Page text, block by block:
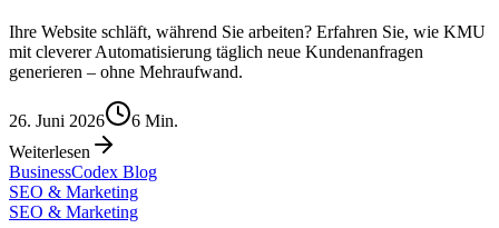
Ihre Website schläft, während Sie arbeiten? Erfahren Sie, wie KMU
mit cleverer Automatisierung täglich neue Kundenanfragen
generieren – ohne Mehraufwand.
26. Juni 2026 6 Min.
Weiterlesen
BusinessCodex Blog
SEO & Marketing
SEO & Marketing